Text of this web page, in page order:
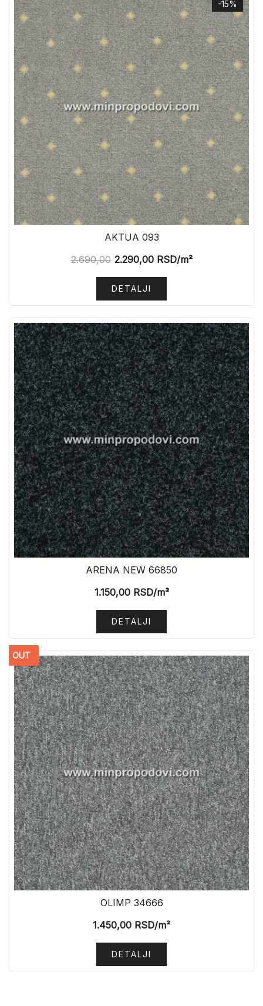
-15%
AKTUA 093
2.690,00 2.290,00RSD/m²
DETALJI
ARENA NEW 66850
1.150,00RSD/m²
DETALJI
OUT
OLIMP 34666
1.450,00 RSD/m²
DETALJI